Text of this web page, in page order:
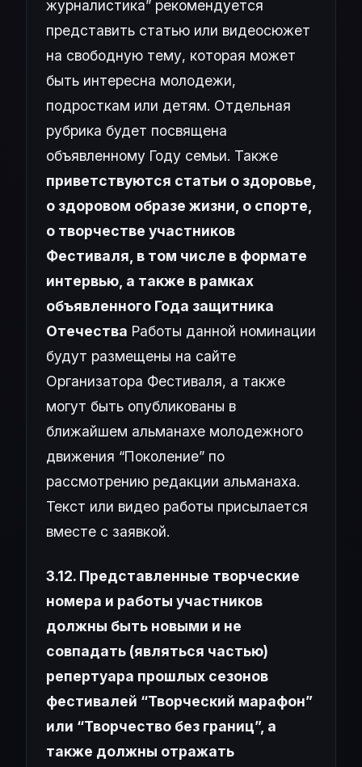
журналистика” рекомендуется
представить статью или видеосюжет
на свободную тему, которая может
быть интересна молодежи,
подросткам или детям. Отдельная
рубрика будет посвящена
объявленному Году семьи. Также
приветствуются статьи о здоровье,
о здоровом образе жизни, о спорте,
о творчестве участников
Фестиваля, в том числе в формате
интервью, а также в рамках
объявленного Года защитника
Отечества Работы данной номинации
будут размещены на сайте
Организатора Фестиваля, а также
могут быть опубликованы в
ближайшем альманахе молодежного
движения “Поколение” по
рассмотрению редакции альманаха.
Текст или видео работы присылается
вместе с заявкой.
3.12. Представленные творческие
номера и работы участников
должны быть новыми и не
совпадать (являться частью)
репертуара прошлых сезонов
фестивалей “Творческий марафон”
или “Творчество без границ”, а
также должны отражать